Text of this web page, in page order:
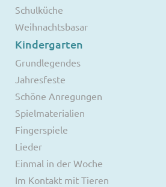
Schulküche
Weihnachtsbasar
Kindergarten
Grundlegendes
Jahresfeste
Schöne Anregungen
Spielmaterialien
Fingerspiele
Lieder
Einmal in der Woche
Im Kontakt mit Tieren